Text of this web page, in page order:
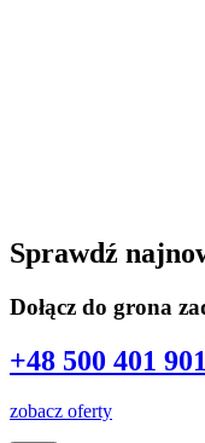
Sprawdź
Dołącz do grona
+48 500 401 901
zobacz oferty